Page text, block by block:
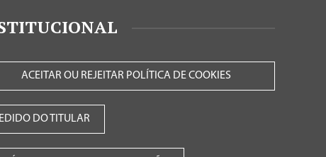
ACEITAR OU REJEITAR POLÍTICA DE COOKIES
DO TITULAR